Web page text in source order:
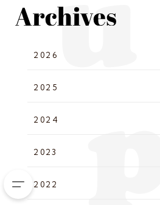
2026
2025
2024
2023
2022